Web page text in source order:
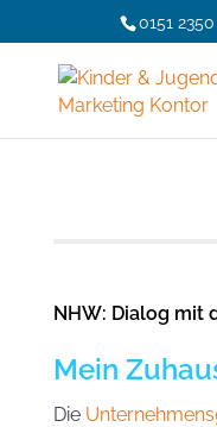
0151
NHW: Dialog mit
Mein
Die